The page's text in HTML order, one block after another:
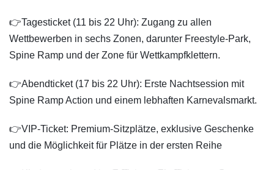
👉Tagesticket (11 bis 22 Uhr): Zugang zu allen
Wettbewerben in sechs Zonen, darunter Freestyle-Park,
Spine Ramp und der Zone für Wettkampfklettern.
👉Abendticket (17 bis 22 Uhr): Erste Nachtsession mit
Spine Ramp Action und einem lebhaften Karnevalsmarkt.
👉VIP-Ticket: Premium-Sitzplätze, exklusive Geschenke
und die Möglichkeit für Plätze in der ersten Reihe